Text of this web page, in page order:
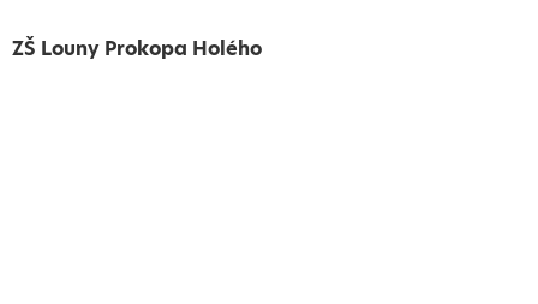
ZŠ Louny Prokopa Holého